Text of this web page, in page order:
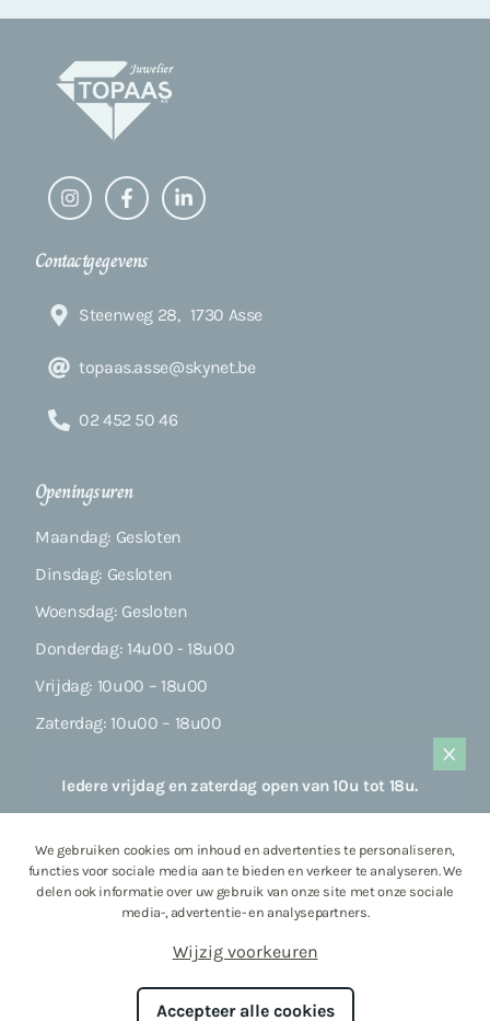
Iedere vrijdag en zaterdag open van 10u tot 18u.
Steeds welkom op afspraak buiten de
openingsdagen, na voorafgaand mailcontact.
Vanaf 10 september ook open op donderdag
namiddag!
Contactgegevens
Steenweg 28, 1730 Asse
topaas.asse@skynet.be
02 452 50 46
Openingsuren
Maandag: Gesloten
Dinsdag: Gesloten
Woensdag: Gesloten
Donderdag: 14u00 - 18u00
Vrijdag: 10u00 – 18u00
Zaterdag: 10u00 – 18u00
Sitemap
Aanbod
Collectie
We gebruiken cookies om inhoud en advertenties te personaliseren,
functies voor sociale media aan te bieden en verkeer te analyseren. We
delen ook informatie over uw gebruik van onze site met onze sociale
media-, advertentie- en analysepartners.
Wijzig voorkeuren
Accepteer alle cookies